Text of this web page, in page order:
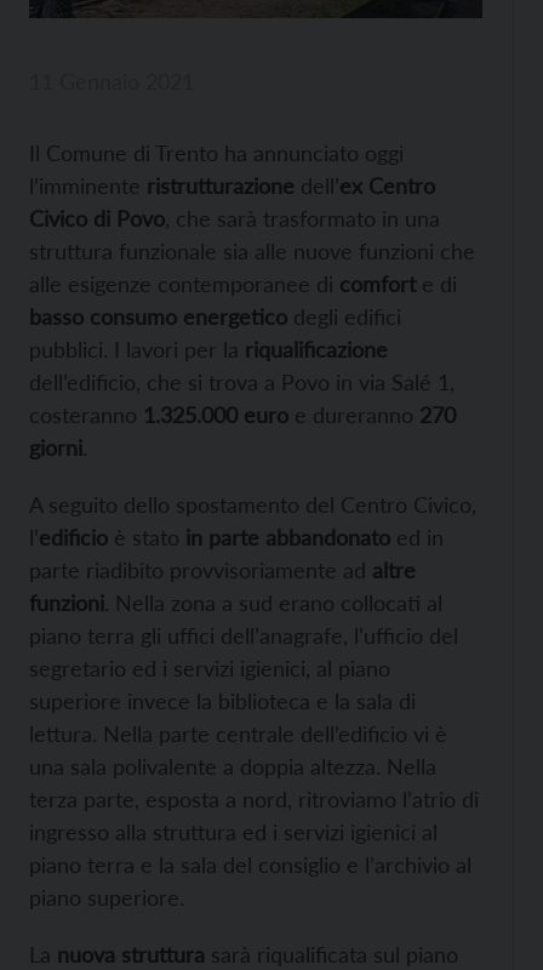
Il Comune di Trento ha annunciato oggi
l’imminente ristrutturazione dell’ex Centro
Civico di Povo, che sarà trasformato in una
struttura funzionale sia alle nuove funzioni che
alle esigenze contemporanee di comforte di
basso consumo energetico degli edifici
pubblici. I lavori per la riqualificazione
dell’edificio, che si trova a Povo in via Salé 1,
costeranno 1.325.000 euro e dureranno 270
giorni.
A seguito dello spostamento del Centro Civico,
l’edificio è stato in parte abbandonato ed in
parte riadibito provvisoriamente ad altre
funzioni. Nella zona a sud erano collocati al
piano terra gli uffici dell’anagrafe, l’ufficio del
segretario ed i servizi igienici, al piano
superiore invece la biblioteca e la sala di
lettura. Nella parte centrale dell’edificio vi è
una sala polivalente a doppia altezza. Nella
terza parte, esposta a nord, ritroviamo l’atrio di
ingresso alla struttura ed i servizi igienici al
piano terra e la sala del consiglio e l’archivio al
piano superiore.
La nuova struttura sarà riqualificata sul piano